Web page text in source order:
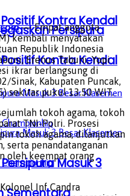
Kontra Kendal
Masuk 3
Persipura
Kontra Kendal
— Empat anggota
kembali menyatakan
Republik Indonesia
Erenus Tabuni, Yopi
ikrar berlangsung di
Sinak, Kabupaten Puncak,
sekitar pukul 13.50 WIT.
tokoh agama, tokoh
TNI-Polri. Prosesi
tokoh agama, dilanjutkan
serta penandatanganan
oleh keempat orang
Inf Candra